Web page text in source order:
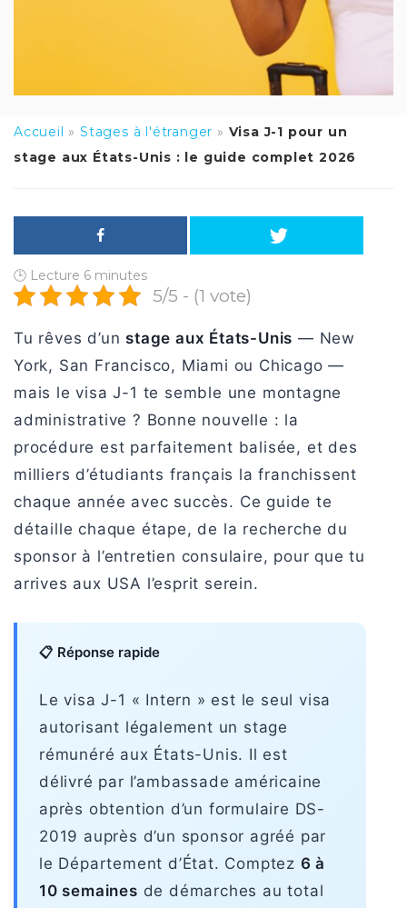
Accueil »Stages à l'étranger » Visa J-1 pour un
stage aux États-Unis : le guide complet 2026
🕒 Lecture 6 minutes
5/5 - (1 vote)
Tu rêves d’unstage aux États-Unis — New
York, San Francisco, Miami ou Chicago —
mais le visa J-1 te semble une montagne
administrative ? Bonne nouvelle : la
procédure est parfaitement balisée, et des
milliers d’étudiants français la franchissent
chaque année avec succès. Ce guide te
détaille chaque étape, de la recherche du
sponsor à l’entretien consulaire, pour que tu
arrives aux USA l’esprit serein.
📋 Réponse rapide
Le visa J-1 « Intern » est le seul visa
autorisant légalement un stage
rémunéré aux États-Unis. Il est
délivré par l’ambassade américaine
après obtention d’un formulaire DS-
2019 auprès d’un sponsor agréé par
le Département d’État. Comptez 6 à
10 semaines de démarches au total